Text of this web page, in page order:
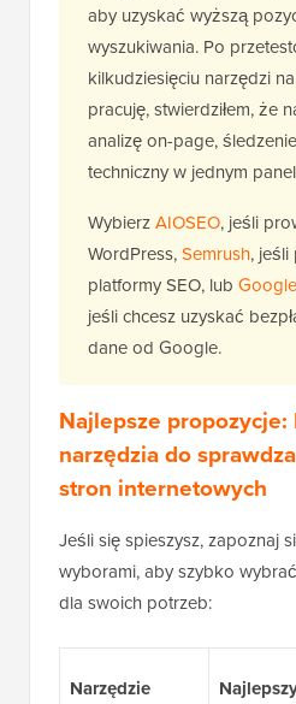
aby uzyskać wyższą
wyszukiwania. Po
kilkudziesięciu narzędzi
pracuję, stwierdziłem, że
analizę on-page,
techniczny w jednym
WybierzAIOSEO, jeśli
WordPress,Semrush, jeśli
platformy SEO, lub
jeśli chcesz uzyskać
dane od Google.
Najlepsze propozycje:
narzędzia do
stron internetowych
Jeśli się spieszysz, zapoznaj
wyborami, aby szybko
dla swoich potrzeb:
Narzędzie